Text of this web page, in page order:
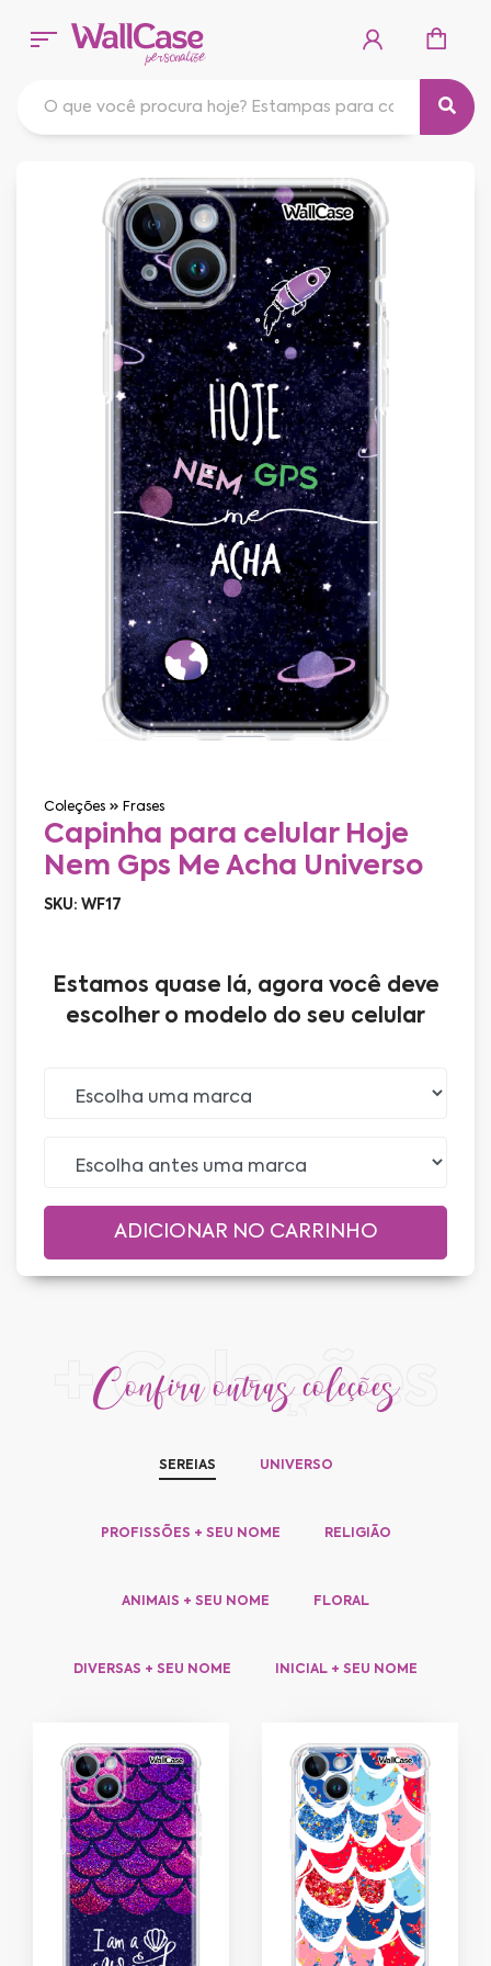
Coleções Frases
Capinha para celular Hoje
Nem Gps Me Acha Universo
SKU: WF17
Estamos quase lá, agora você deve
escolher o modelo do seu celular
Confira outras coleções
+ Coleções
SEREIAS UNIVERSO
PROFISSÕES + SEU NOME RELIGIÃO
ANIMAIS + SEU NOME FLORAL
DIVERSAS + SEU NOME INICIAL + SEU NOME